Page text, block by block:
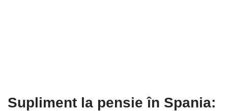
Supliment la pensie în Spania: